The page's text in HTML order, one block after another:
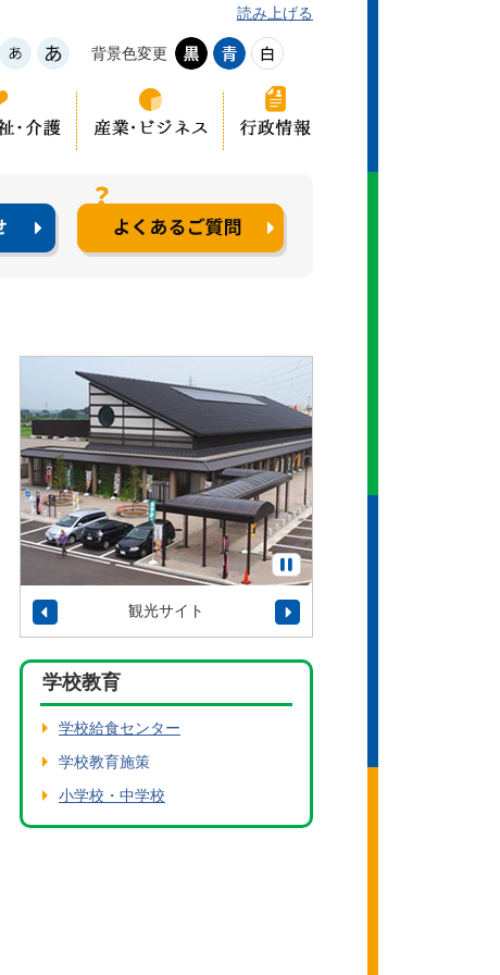
背景色変更
読み上げる
観光サイト
学校教育
学校給食センター
学校教育施策
小学校・中学校